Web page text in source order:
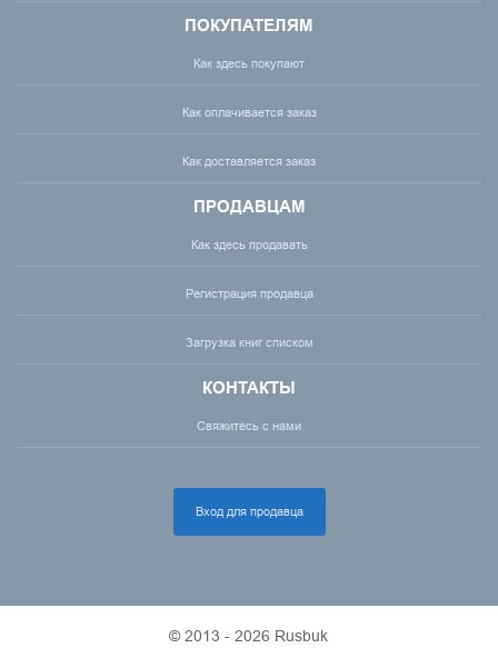
ПОКУПАТЕЛЯМ
Как здесь покупают
Как оплачивается заказ
Как доставляется заказ
ПРОДАВЦАМ
Как здесь продавать
Регистрация продавца
Загрузка книг списком
КОНТАКТЫ
Свяжитесь с нами
Вход для продавца
© 2013 - 2026 Rusbuk